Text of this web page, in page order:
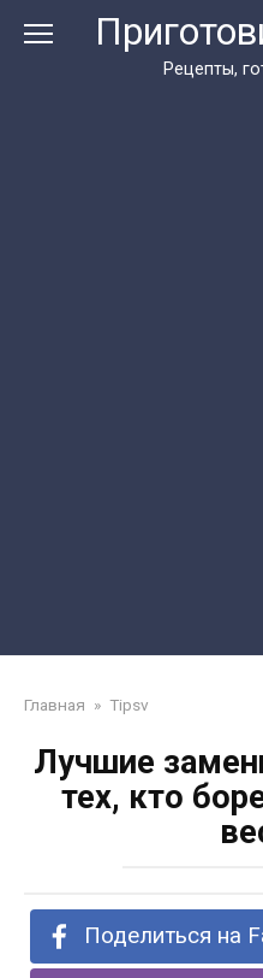
Рецепты,
Главная » Tipsv
Лучшие
тех, кто
Поделиться на